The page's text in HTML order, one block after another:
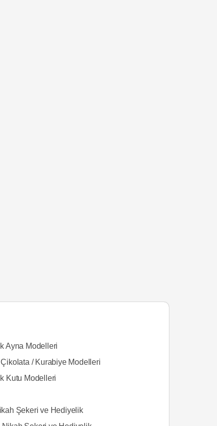
Ayna Modelleri
Çikolata / Kurabiye Modelleri
Kutu Modelleri
Şekeri ve Hediyelik